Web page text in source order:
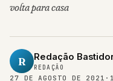
volta para casa
R Redação
REDAÇÃO
27 DE AGOSTO DE 2021 ·